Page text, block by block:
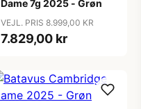
Dame 7g 2025 - Grøn
VEJL. PRIS 8.999,00 KR
7.829,00 kr